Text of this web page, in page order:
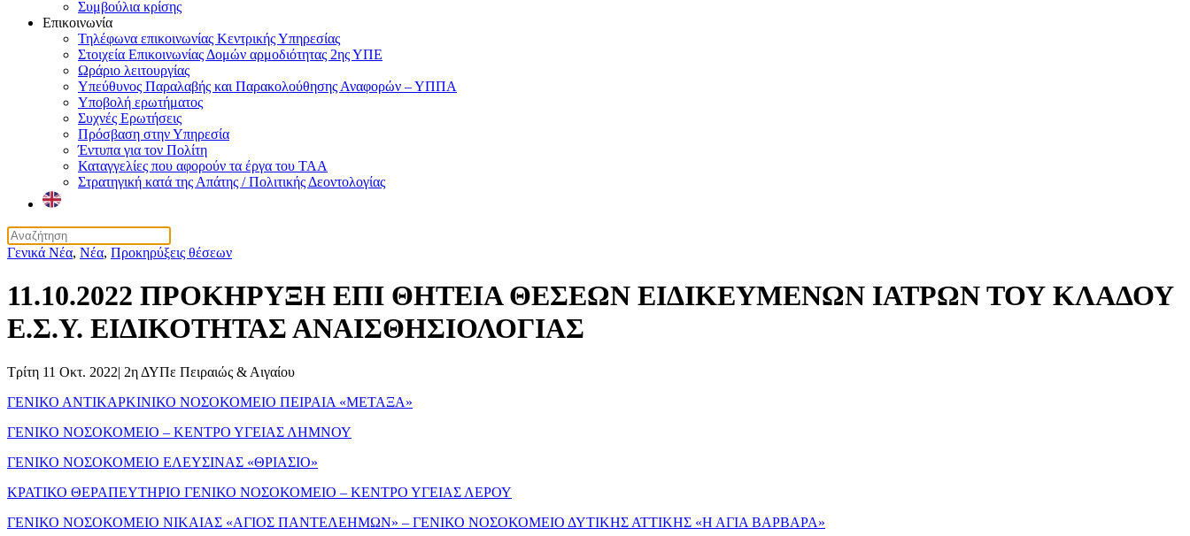
Συμβούλια κρίσης
Επικοινωνία
Τηλέφωνα επικοινωνίας Κεντρικής Υπηρεσίας
Στοιχεία Επικοινωνίας Δομών αρμοδιότητας 2ης ΥΠΕ
Ωράριο λειτουργίας
Υπεύθυνος Παραλαβής και Παρακολούθησης Αναφορών – ΥΠΠΑ
Υποβολή ερωτήματος
Συχνές Ερωτήσεις
Πρόσβαση στην Υπηρεσία
Έντυπα για τον Πολίτη
Καταγγελίες που αφορούν τα έργα του ΤΑΑ
Στρατηγική κατά της Απάτης / Πολιτικής Δεοντολογίας
Γενικά Νέα, Νέα, Προκηρύξεις θέσεων
11.10.2022 ΠΡΟΚΗΡΥΞΗ ΕΠΙ ΘΗΤΕΙΑ ΘΕΣΕΩΝ ΕΙΔΙΚΕΥΜΕΝΩΝ ΙΑΤΡΩΝ ΤΟΥ ΚΛΑΔΟΥ
Ε.Σ.Υ. ΕΙΔΙΚΟΤΗΤΑΣ ΑΝΑΙΣΘΗΣΙΟΛΟΓΙΑΣ
Τρίτη 11 Οκτ. 2022| 2η ΔΥΠε Πειραιώς & Αιγαίου
ΓΕΝΙΚΟ ΑΝΤΙΚΑΡΚΙΝΙΚΟ ΝΟΣΟΚΟΜΕΙΟ ΠΕΙΡΑΙΑ «ΜΕΤΑΞΑ»
ΓΕΝΙΚΟ ΝΟΣΟΚΟΜΕΙΟ – ΚΕΝΤΡΟ ΥΓΕΙΑΣ ΛΗΜΝΟΥ
ΓΕΝΙΚΟ ΝΟΣΟΚΟΜΕΙΟ ΕΛΕΥΣΙΝΑΣ «ΘΡΙΑΣΙΟ»
ΚΡΑΤΙΚΟ ΘΕΡΑΠΕΥΤΗΡΙΟ ΓΕΝΙΚΟ ΝΟΣΟΚΟΜΕΙΟ – ΚΕΝΤΡΟ ΥΓΕΙΑΣ ΛΕΡΟΥ
ΓΕΝΙΚΟ ΝΟΣΟΚΟΜΕΙΟ ΝΙΚΑΙΑΣ «ΑΓΙΟΣ ΠΑΝΤΕΛΕΗΜΩΝ» – ΓΕΝΙΚΟ ΝΟΣΟΚΟΜΕΙΟ ΔΥΤΙΚΗΣ ΑΤΤΙΚΗΣ «Η ΑΓΙΑ ΒΑΡΒΑΡΑ»